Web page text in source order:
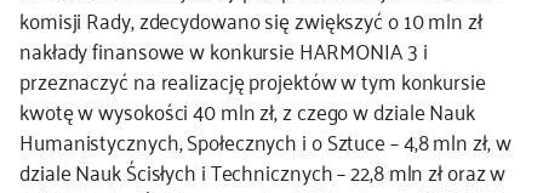
komisji Rady, zdecydowano się zwiększyć o 10 mln zł
nakłady finansowe w konkursie HARMONIA 3 i
przeznaczyć na realizację projektów w tym konkursie
kwotę w wysokości 40 mln zł, z czego w dziale Nauk
Humanistycznych, Społecznych i o Sztuce – 4,8 mln zł, w
dziale Nauk Ścisłych i Technicznych – 22,8 mln zł oraz w